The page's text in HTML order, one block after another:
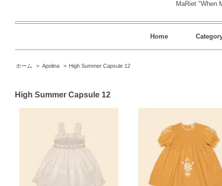
MaRiet "When
Home
ホーム > Apolina > High Summer Capsule 12
High Summer Capsule 12